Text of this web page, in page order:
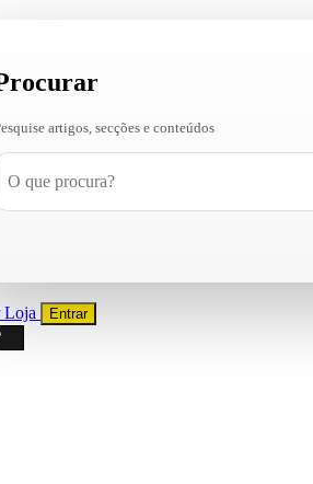
artigos, secções e conteúdos
Loja Entrar